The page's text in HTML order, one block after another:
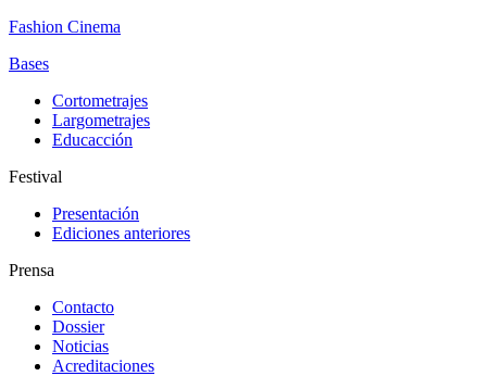
Fashion Cinema
Bases
Cortometrajes
Largometrajes
Educacción
Festival
Presentación
Ediciones anteriores
Prensa
Contacto
Dossier
Noticias
Acreditaciones